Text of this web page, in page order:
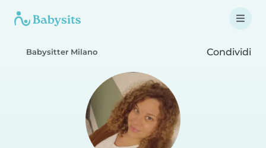
Babysitter Milano Condividi